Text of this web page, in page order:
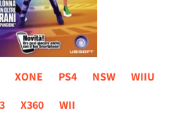
XONE PS4 NSW
WIIU
X360 WII